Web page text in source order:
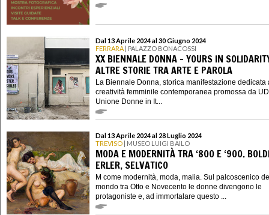
Dal 13 Aprile 2024 al 30 Giugno 2024
FERRARA | PALAZZO BONACOSSI
XX BIENNALE DONNA - YOURS IN
ALTRE STORIE TRA ARTE E PAROLA
La Biennale Donna, storica manifestazione dedicata
creatività femminile contemporanea promossa da
Unione Donne in It...
Dal 13 Aprile 2024 al 28 Luglio 2024
TREVISO | MUSEO LUIGI BAILO
MODA E MODERNITÀ TRA ‘800 E ‘900.
ERLER, SELVATICO
M come modernità, moda, malia. Sul palcoscenico
mondo tra Otto e Novecento le donne divengono le
protagoniste e, ad immortalare questo ...